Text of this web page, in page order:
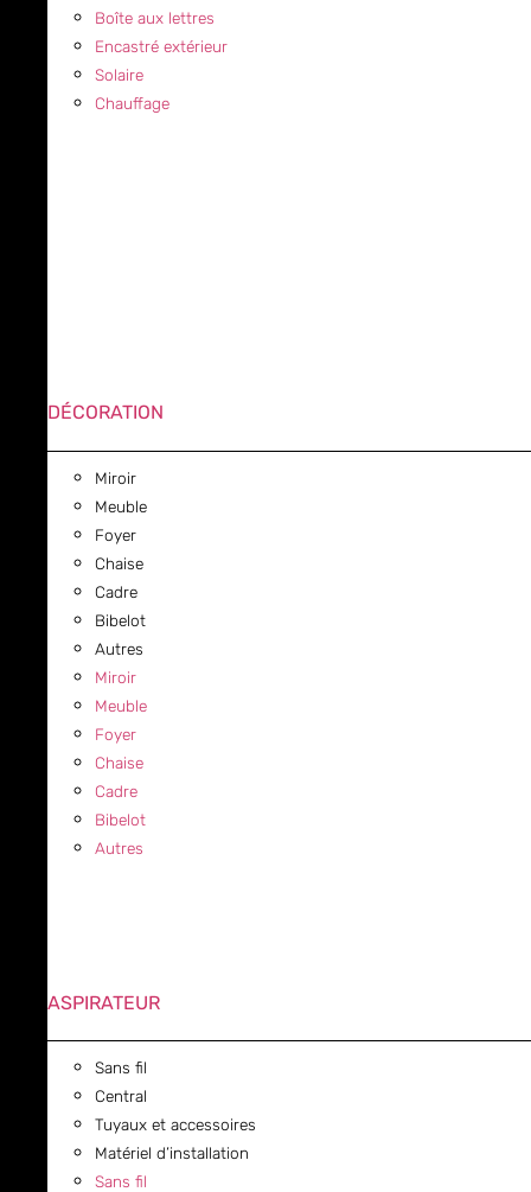
Boîte aux lettres
Encastré extérieur
Solaire
Chauffage
DÉCORATION
Miroir
Meuble
Foyer
Chaise
Cadre
Bibelot
Autres
Miroir
Meuble
Foyer
Chaise
Cadre
Bibelot
Autres
ASPIRATEUR
Sans fil
Central
Tuyaux et accessoires
Matériel d’installation
Sans fil